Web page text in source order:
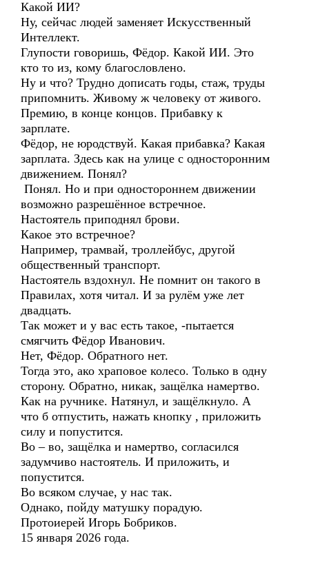
Какой ИИ?
Ну, сейчас людей заменяет Искусственный
Интеллект.
Глупости говоришь, Фёдор. Какой ИИ. Это
кто то из, кому благословлено.
Ну и что? Трудно дописать годы, стаж, труды
припомнить. Живому ж человеку от живого.
Премию, в конце концов. Прибавку к
зарплате.
Фёдор, не юродствуй. Какая прибавка? Какая
зарплата. Здесь как на улице с односторонним
движением. Понял?
Понял. Но и при одностороннем движении
возможно разрешённое встречное.
Настоятель приподнял брови.
Какое это встречное?
Например, трамвай, троллейбус, другой
общественный транспорт.
Настоятель вздохнул. Не помнит он такого в
Правилах, хотя читал. И за рулём уже лет
двадцать.
Так может и у вас есть такое, -пытается
смягчить Фёдор Иванович.
Нет, Фёдор. Обратного нет.
Тогда это, ако храповое колесо. Только в одну
сторону. Обратно, никак, защёлка намертво.
Как на ручнике. Натянул, и защёлкнуло. А
что б отпустить, нажать кнопку , приложить
силу и попустится.
Во – во, защёлка и намертво, согласился
задумчиво настоятель. И приложить, и
попустится.
Во всяком случае, у нас так.
Однако, пойду матушку порадую.
Протоиерей Игорь Бобриков.
15 января 2026 года.